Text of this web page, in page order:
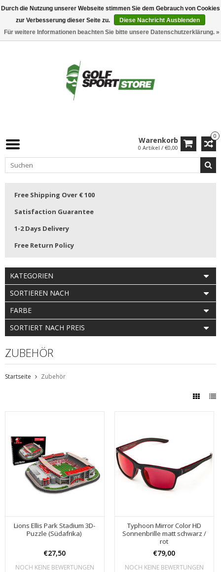
0
Warenkorb
0 Artikel / €0,00
Free Shipping Over € 100
Satisfaction Guarantee
1-2 Days Delivery
Free Return Policy
KATEGORIEN
SORTIEREN NACH
FARBE
SORTIERT NACH PREIS
ZUBEHÖR
Startseite Zubehör
Lions Ellis Park Stadium 3D-
Puzzle (Südafrika) ​
€27,50
NOCH KEINE BEWERTUNGEN
Typhoon Mirror Color HD
Sonnenbrille matt schwarz /
rot
€79,00
NOCH KEINE BEWERTUNGEN
Durch die Nutzung unserer Webseite stimmen Sie dem Gebrauch von Cookies
zur Verbesserung dieser Seite zu.
Diese Nachricht Ausblenden
Für weitere Informationen beachten Sie bitte unsere Datenschutzerklärung. »